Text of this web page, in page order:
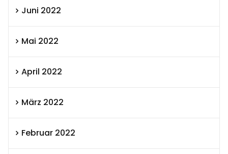
Juni 2022
Mai 2022
April 2022
März 2022
Februar 2022